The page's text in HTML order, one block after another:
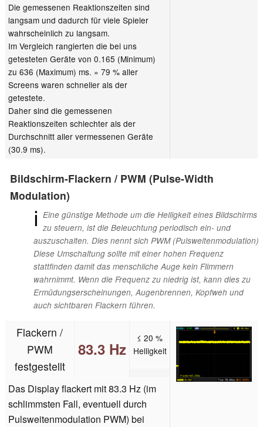
Die gemessenen Reaktionszeiten sind
langsam und dadurch für viele Spieler
wahrscheinlich zu langsam.
Im Vergleich rangierten die bei uns
getesteten Geräte von 0.165 (Minimum)
zu 636 (Maximum) ms. » 79 % aller
Screens waren schneller als der
getestete.
Daher sind die gemessenen
Reaktionszeiten schlechter als der
Durchschnitt aller vermessenen Geräte
(30.9 ms).
Bildschirm-Flackern / PWM (Pulse-Width
Modulation)
ℹ Eine günstige Methode um die Helligkeit eines Bildschirms
zu steuern, ist die Beleuchtung periodisch ein- und
auszuschalten. Dies nennt sich PWM (Pulsweitenmodulation)
Diese Umschaltung sollte mit einer hohen Frequenz
stattfinden damit das menschliche Auge kein Flimmern
wahrnimmt. Wenn die Frequenz zu niedrig ist, kann dies zu
Ermüdungserscheinungen, Augenbrennen, Kopfweh und
auch sichtbaren Flackern führen.
Flackern /
PWM
festgestellt
83.3 Hz
≤ 20 %
Helligkeit
Das Display flackert mit 83.3 Hz (im
schlimmsten Fall, eventuell durch
Pulsweitenmodulation PWM) bei